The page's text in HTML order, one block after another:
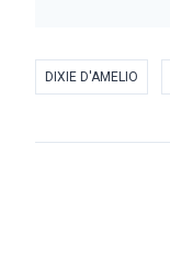
DIXIE D'AMELIO